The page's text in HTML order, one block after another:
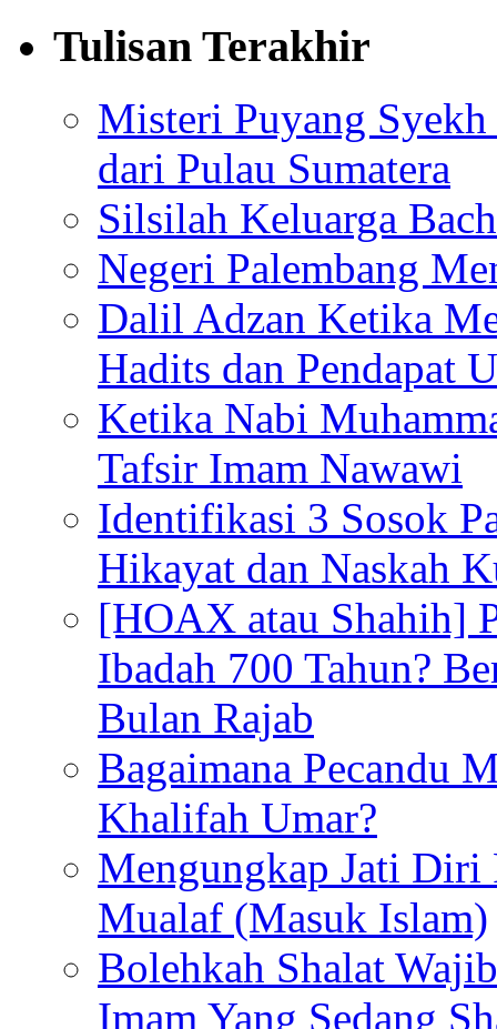
Tulisan Terakhir
Misteri Puyang
dari Pulau Sumatera
Silsilah Keluarga
Negeri Palembang
Dalil Adzan Ketika
Hadits dan Pendapat
Ketika Nabi
Tafsir Imam Nawawi
Identifikasi 3 Sosok
Hikayat dan Naskah
[HOAX atau Shahih]
Ibadah 700 Tahun?
Bulan Rajab
Bagaimana Pecandu
Khalifah Umar?
Mengungkap Jati Diri
Mualaf (Masuk Islam)
Bolehkah Shalat
Imam Yang Sedang